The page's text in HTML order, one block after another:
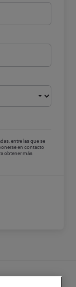
entre las que se
en contacto
obtener más